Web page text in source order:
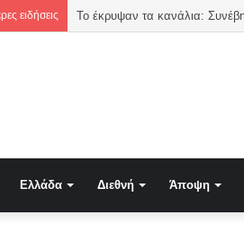
ειδήσεις Το έκρυψαν τα κανάλια:
Ελλάδα Διεθνή Άποψη